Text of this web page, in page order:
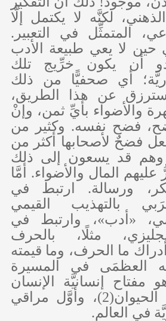
لكنَّه لا يكتمل إلَّا
المتمثِّل في التعبير.
حين لا يعي طبيعة الأدب
أن يكون خرِّيج تلك
أي صحفيًّا من ذلك
يسترزق عن هذا الطريق،
والأضواء بأيِّ ثمن، وإنْ
فضح نفسه. وكثير من
فضحٌ لأصحابها أكثر من
قد يسعون إلى ذلك
عليهم المال والأضواء. أمَّا
ورسالة. ارتبط في
بالتهذيب القيمي
«أدب»، وارتبط في
مثلًا، بالحرف
ما الحرف، وما قيمته
العظمَى في المسيرة
هو مفتاح إنسانيَّة الإنسان
التي تميِّزه عن الحيوان(2)، وأوَّل مراقي
في العالم.